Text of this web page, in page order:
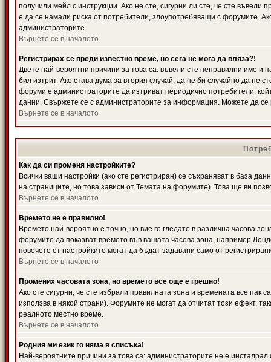
получили мейл с инструкции. Ако не сте, сигурни ли сте, че сте
е да се намали риска от потребители, злоупотребяващи с форумите.
администраторите.
Върнете се в началото
Регистрирах се преди известно време, но сега не мога да вляза?!
Двете най-вероятни причини за това са: въвели сте неправилни име и
бил изтрит. Ако става дума за втория случай, да не би случайно да
форуми е администраторите да изтриват периодично потребители,
данни. Свържете се с администраторите за информация. Можете да се
Върнете се в началото
Как да си променя настройките?
Всички ваши настройки (ако сте регистриран) се съхраняват в база
на страниците, но това зависи от Темата на форумите). Това ще ви
Върнете се в началото
Времето не е правилно!
Времето най-вероятно е точно, но вие го гледате в различна часова
форумите да показват времето във вашата часова зона, например
повечето от настройките могат да бъдат задавани само от
Върнете се в началото
Промених часовата зона, но времето все още е грешно!
Ако сте сигурни, че сте избрали правилната зона и времената все
използва в някой страни). Форумите не могат да отчитат този ефект,
реалното местно време.
Върнете се в началото
Родния ми език го няма в списъка!
Най-вероятните причини за това са: администраторите не е